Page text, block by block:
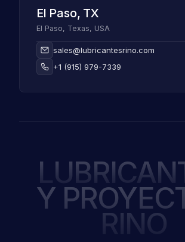
El Paso, TX
El Paso, Texas, USA
sales@lubricantesrino.com
+1 (915) 979-7339
Y
RINO